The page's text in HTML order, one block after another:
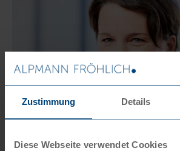
Zustimmung Details
Diese Webseite verwendet Cookies